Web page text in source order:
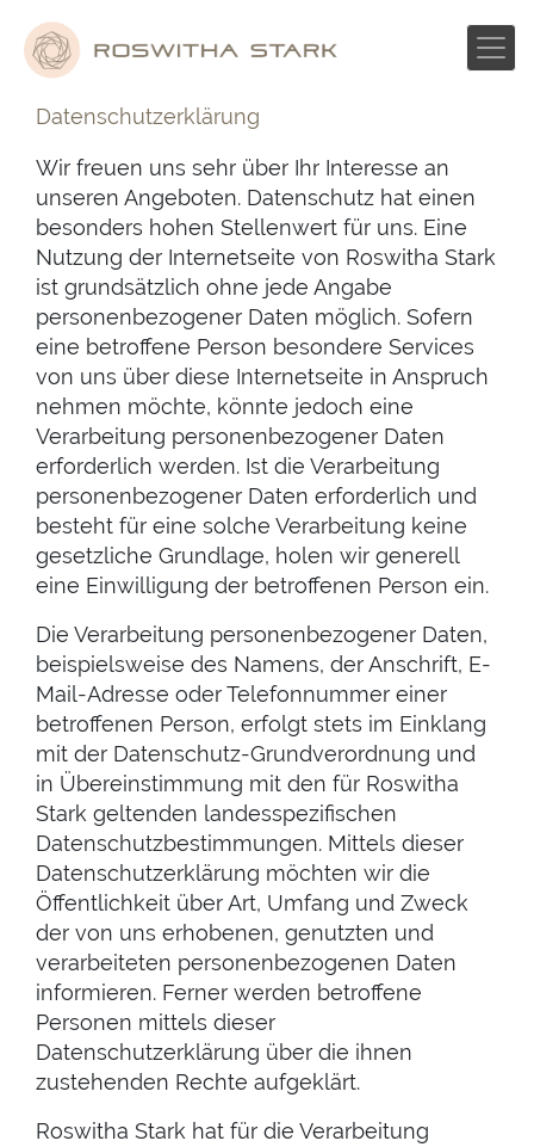
content
Datenschutzerklärung
Wir freuen uns sehr über Ihr Interesse an
unseren Angeboten. Datenschutz hat einen
besonders hohen Stellenwert für uns. Eine
Nutzung der Internetseite von Roswitha Stark
ist grundsätzlich ohne jede Angabe
personenbezogener Daten möglich. Sofern
eine betroffene Person besondere Services
von uns über diese Internetseite in Anspruch
nehmen möchte, könnte jedoch eine
Verarbeitung personenbezogener Daten
erforderlich werden. Ist die Verarbeitung
personenbezogener Daten erforderlich und
besteht für eine solche Verarbeitung keine
gesetzliche Grundlage, holen wir generell
eine Einwilligung der betroffenen Person ein.
Die Verarbeitung personenbezogener Daten,
beispielsweise des Namens, der Anschrift, E-
Mail-Adresse oder Telefonnummer einer
betroffenen Person, erfolgt stets im Einklang
mit der Datenschutz-Grundverordnung und
in Übereinstimmung mit den für Roswitha
Stark geltenden landesspezifischen
Datenschutzbestimmungen. Mittels dieser
Datenschutzerklärung möchten wir die
Öffentlichkeit über Art, Umfang und Zweck
der von uns erhobenen, genutzten und
verarbeiteten personenbezogenen Daten
informieren. Ferner werden betroffene
Personen mittels dieser
Datenschutzerklärung über die ihnen
zustehenden Rechte aufgeklärt.
Roswitha Stark hat für die Verarbeitung